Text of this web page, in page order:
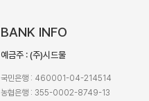
BANK INFO
예금주 : (주)시드물
국민은행 : 460001-04-214514
농협은행 : 355-0002-8749-13